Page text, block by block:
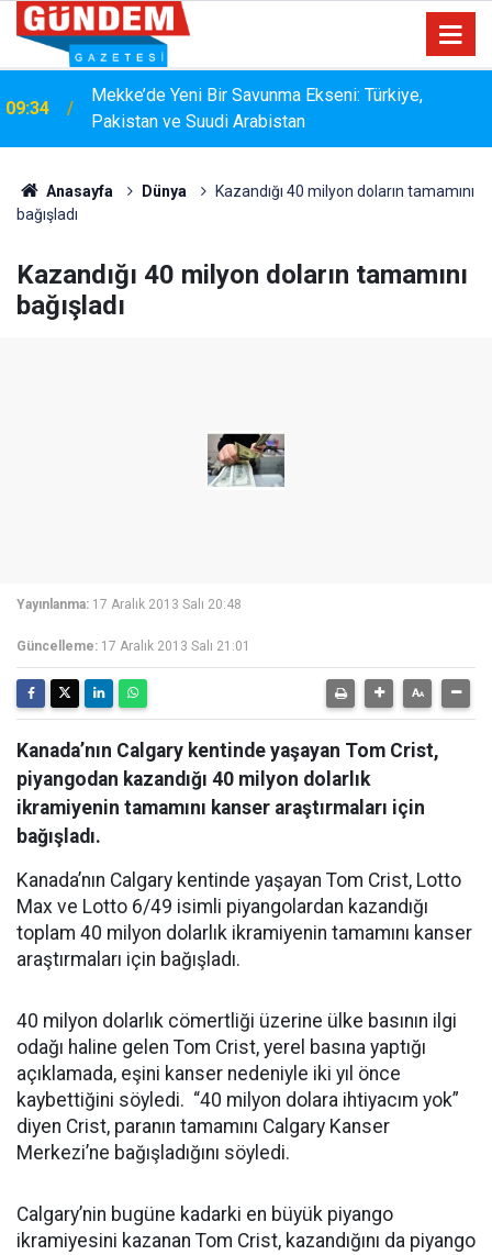
15:33 YANGIN RİSKİNE KARŞI KAPSAMLI TEMİZLİK
Anasayfa Dünya
Kazandığı 40 milyon doların tamamını
bağışladı
Kazandığı 40 milyon doların tamamını
bağışladı
Yayınlanma: 17 Aralık 2013 Salı 20:48
Güncelleme: 17 Aralık 2013 Salı 21:01
Kanada’nın Calgary kentinde yaşayan Tom Crist,
piyangodan kazandığı 40 milyon dolarlık
ikramiyenin tamamını kanser araştırmaları için
bağışladı.
Kanada’nın Calgary kentinde yaşayan Tom Crist, Lotto
Max ve Lotto 6/49 isimli piyangolardan kazandığı
toplam 40 milyon dolarlık ikramiyenin tamamını kanser
araştırmaları için bağışladı.
40 milyon dolarlık cömertliği üzerine ülke basının ilgi
odağı haline gelen Tom Crist, yerel basına yaptığı
açıklamada, eşini kanser nedeniyle iki yıl önce
kaybettiğini söyledi. “40 milyon dolara ihtiyacım yok”
diyen Crist, paranın tamamını Calgary Kanser
Merkezi’ne bağışladığını söyledi.
Calgary’nin bugüne kadarki en büyük piyango
ikramiyesini kazanan Tom Crist, kazandığını da piyango